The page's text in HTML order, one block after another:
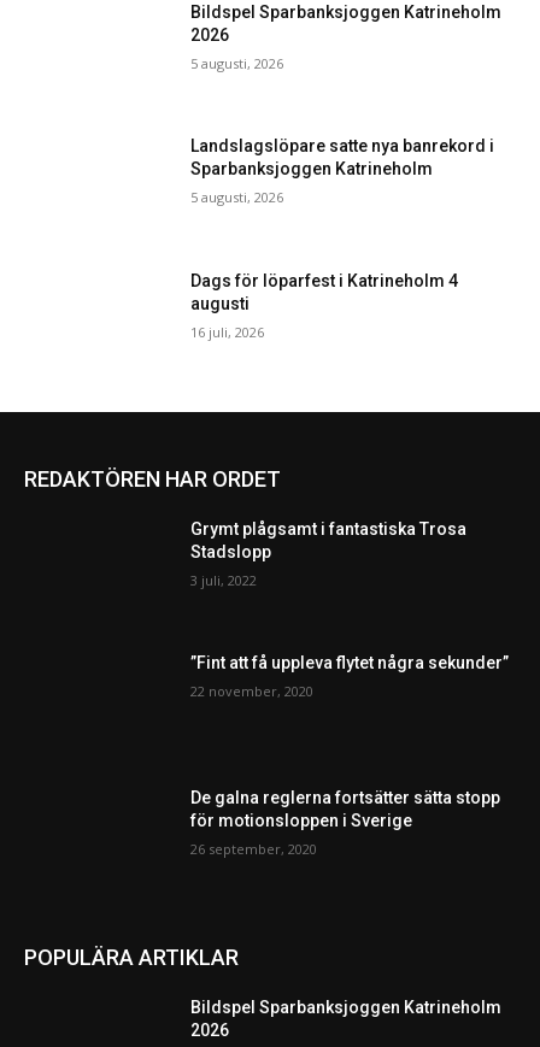
Bildspel Sparbanksjoggen Katrineholm
2026
5 augusti, 2026
Landslagslöpare satte nya banrekord i
Sparbanksjoggen Katrineholm
5 augusti, 2026
Dags för löparfest i Katrineholm 4
augusti
16 juli, 2026
REDAKTÖREN HAR ORDET
Grymt plågsamt i fantastiska Trosa
Stadslopp
3 juli, 2022
”Fint att få uppleva flytet några sekunder”
22 november, 2020
De galna reglerna fortsätter sätta stopp
för motionsloppen i Sverige
26 september, 2020
POPULÄRA ARTIKLAR
Bildspel Sparbanksjoggen Katrineholm
2026